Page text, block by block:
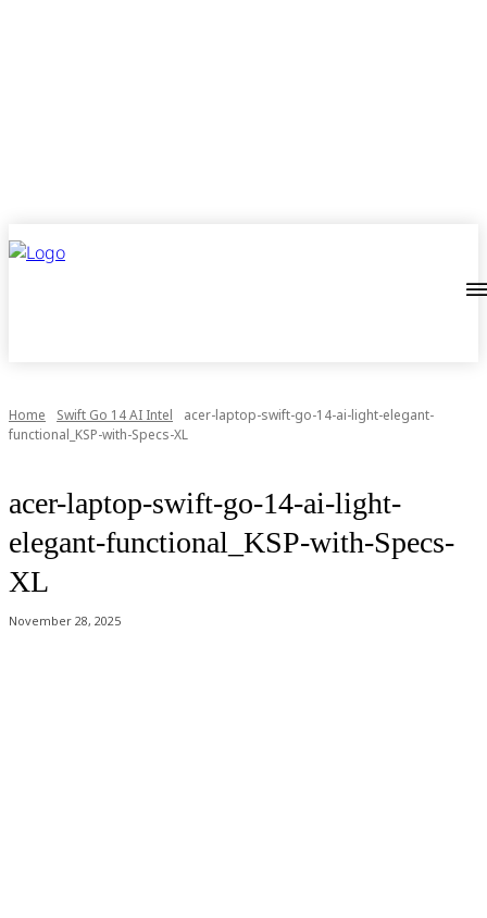
Home Swift Go 14 AI Intel
acer-laptop-swift-go-14-ai-light-elegant-
functional_KSP-with-Specs-XL
acer-laptop-swift-go-14-ai-light-
elegant-functional_KSP-with-Specs-
XL
November 28, 2025